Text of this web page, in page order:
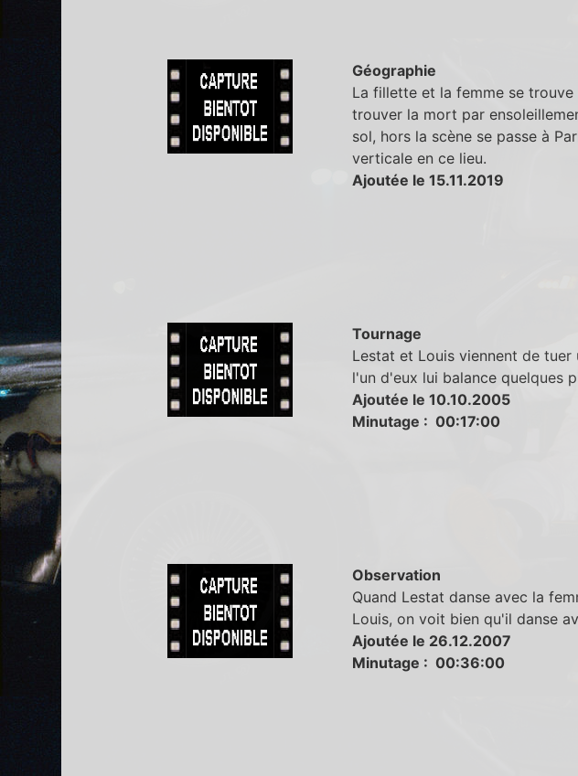
Géographie
La fillette et la femme se
trouver la mort par
sol, hors la scène se passe à
verticale en ce lieu.
Ajoutée le 15.11.2019
Tournage
Lestat et Louis viennent de
l'un d'eux lui balance quelques
Ajoutée le 10.10.2005
Minutage : 00:17:00
Observation
Quand Lestat danse avec la
Louis, on voit bien qu'il danse
Ajoutée le 26.12.2007
Minutage : 00:36:00